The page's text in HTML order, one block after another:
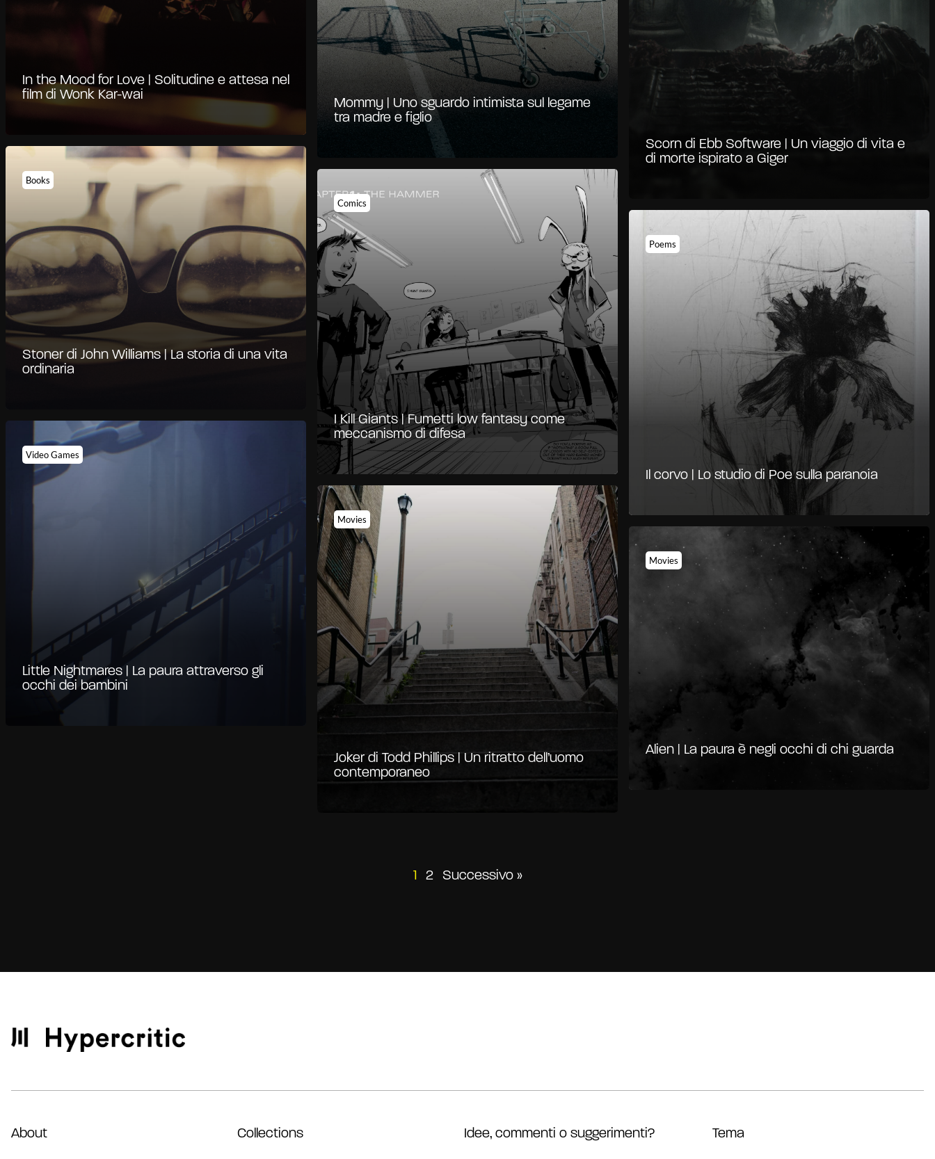
In the Mood for Love | Solitudine e attesa nel
film di Wonk Kar-wai
Mommy | Uno sguardo intimista sul legame
tra madre e figlio
Scorn di Ebb Software | Un viaggio di vita e
di morte ispirato a Giger
Books
Stoner di John Williams | La storia di una vita
ordinaria
Comics
I Kill Giants | Fumetti low fantasy come
meccanismo di difesa
Poems
Il corvo | Lo studio di Poe sulla paranoia
Video Games
Little Nightmares | La paura attraverso gli
occhi dei bambini
Movies
Joker di Todd Phillips | Un ritratto dell’uomo
contemporaneo
Movies
Alien | La paura è negli occhi di chi guarda
Paginazione
1 2 Successivo »
About Collections Idee, commenti o suggerimenti? Tema